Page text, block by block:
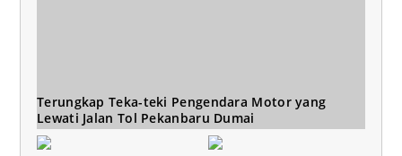
Terungkap Teka-teki Pengendara Motor yang
Lewati Jalan Tol Pekanbaru Dumai